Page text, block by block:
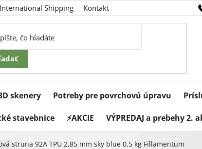
International Shipping Kontakt
skenery Potreby pre povrchovú úpravu
stavebnice ⚡AKCIE VÝPREDAJ a prebehy 2.
struna 92A TPU 2,85 mm sky blue 0,5 kg Fillamentum